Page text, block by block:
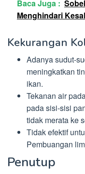
Baca Juga :
Menghindari
Kekurangan
Adanya sudut-
meningkatkan
ikan.
Tekanan air
pada sisi-sisi
tidak merata ke
Tidak efektif
Pembuangan
Penutup